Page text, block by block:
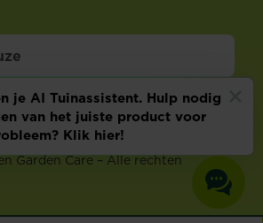
Technische info
Cookie voorkeuren aanpassen
Garden Care – Alle rechten